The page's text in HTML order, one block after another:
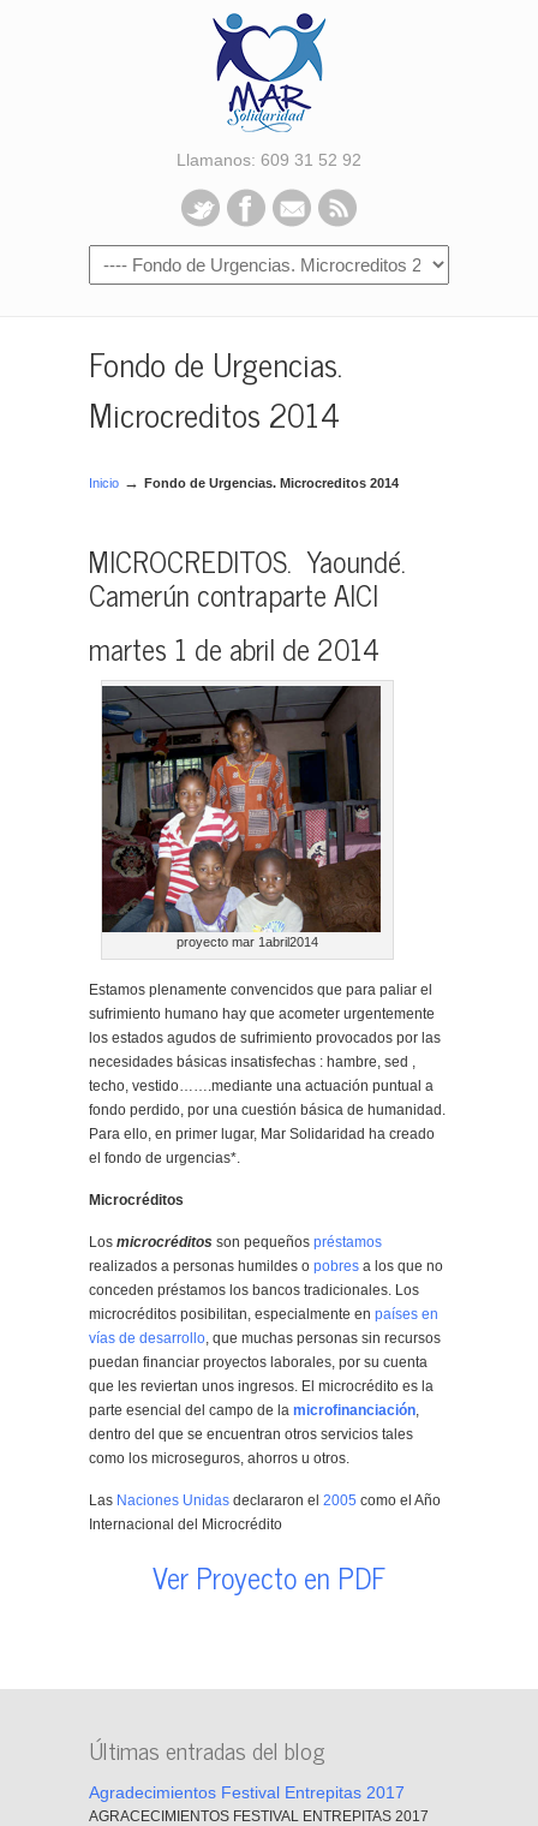
Llamanos: 609 31 52 92
Fondo de Urgencias.
Microcreditos 2014
Inicio → Fondo de Urgencias. Microcreditos 2014
MICROCREDITOS. Yaoundé.
Camerún contraparte AICI
martes 1 de abril de 2014
proyecto mar 1abril2014
Estamos plenamente convencidos que para paliar el
sufrimiento humano hay que acometer urgentemente
los estados agudos de sufrimiento provocados por las
necesidades básicas insatisfechas : hambre, sed ,
techo, vestido…….mediante una actuación puntual a
fondo perdido, por una cuestión básica de humanidad.
Para ello, en primer lugar, Mar Solidaridad ha creado
el fondo de urgencias*.
Microcréditos
Los microcréditos son pequeños préstamos
realizados a personas humildes o pobres a los que no
conceden préstamos los bancos tradicionales. Los
microcréditos posibilitan, especialmente en países en
vías de desarrollo, que muchas personas sin recursos
puedan financiar proyectos laborales, por su cuenta
que les reviertan unos ingresos. El microcrédito es la
parte esencial del campo de la microfinanciación,
dentro del que se encuentran otros servicios tales
como los microseguros, ahorros u otros.
Las Naciones Unidas declararon el 2005 como el Año
Internacional del Microcrédito
Ver Proyecto en PDF
Últimas entradas del blog
Agradecimientos Festival Entrepitas 2017
AGRACECIMIENTOS FESTIVAL ENTREPITAS 2017